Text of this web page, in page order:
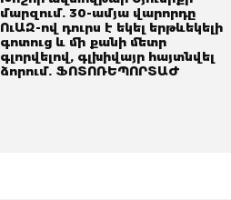
մարզում. 30-ամյա վարորդը
ՈւԱԶ-ով դուրս է եկել երթևեկելի
գոտուց և մի քանի մետր
գլորվելով, գլխիվայր հայտնվել
ձորում. ՖՈՏՈՌԵՊՈՐՏԱԺ